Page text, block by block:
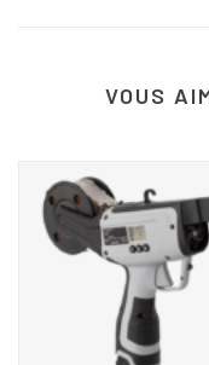
VOUS